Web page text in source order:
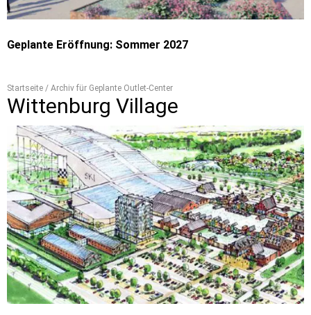
Geplante Eröffnung: Sommer 2027
Startseite / Archiv für Geplante Outlet-Center
Wittenburg Village